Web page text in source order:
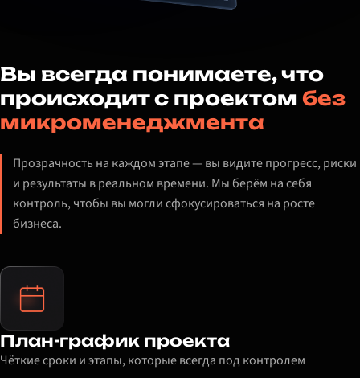
Вы всегда понимаете, что
происходит с проектом без
микроменеджмента
Прозрачность на каждом этапе — вы видите прогресс, риски
и результаты в реальном времени. Мы берём на себя
контроль, чтобы вы могли сфокусироваться на росте
бизнеса.
План-график проекта
Чёткие сроки и этапы, которые всегда под контролем